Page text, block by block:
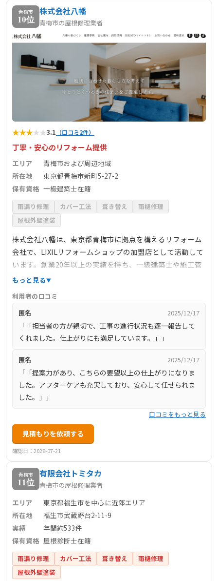
青梅市
10位
株式会社八幡
青梅市の屋根修理業者
★★★★★3.1 （口コミ2件）
丁寧・安心のリフォーム提供
エリア
青梅市および周辺地域
所在地
東京都青梅市新町5-27-2
保有資格 一級建築士在籍
雨漏り修理 カバー工法 葺き替え
雨樋修理
屋根外壁塗装
株式会社八幡は、東京都青梅市に拠点を構えるリフォーム
会社で、LIXILリフォームショップの加盟店として活動して
います。創業20年以上の実績を持ち、一級建築士や施工管
理技士が在籍しており、外構・エクステリアや水まわり、
だけるリフォームを、最適な施工と適正な価格で提供する
ことをモットーとしています。
もっと見る
利用者の口コミ
匿名
2025/12/17
「「担当者の方が親切で、工事の進行状況も逐一報告して
くれました。仕上がりにも満足しています。」」
匿名 2025/12/17
「「提案力があり、こちらの要望以上の仕上がりになりま
した。アフターケアも充実しており、安心して任せられま
した。」」
口コミをもっと見る
見積もりを依頼する
確認日：2026-07-21
青梅市
11位
有限会社トミタカ
青梅市の屋根修理業者
エリア
東京都福生市を中心に近郊エリア
所在地
福生市武蔵野台2-11-9
実績
年間約533件
保有資格 屋根診断士在籍
雨漏り修理 カバー工法 葺き替え
雨樋修理
屋根外壁塗装